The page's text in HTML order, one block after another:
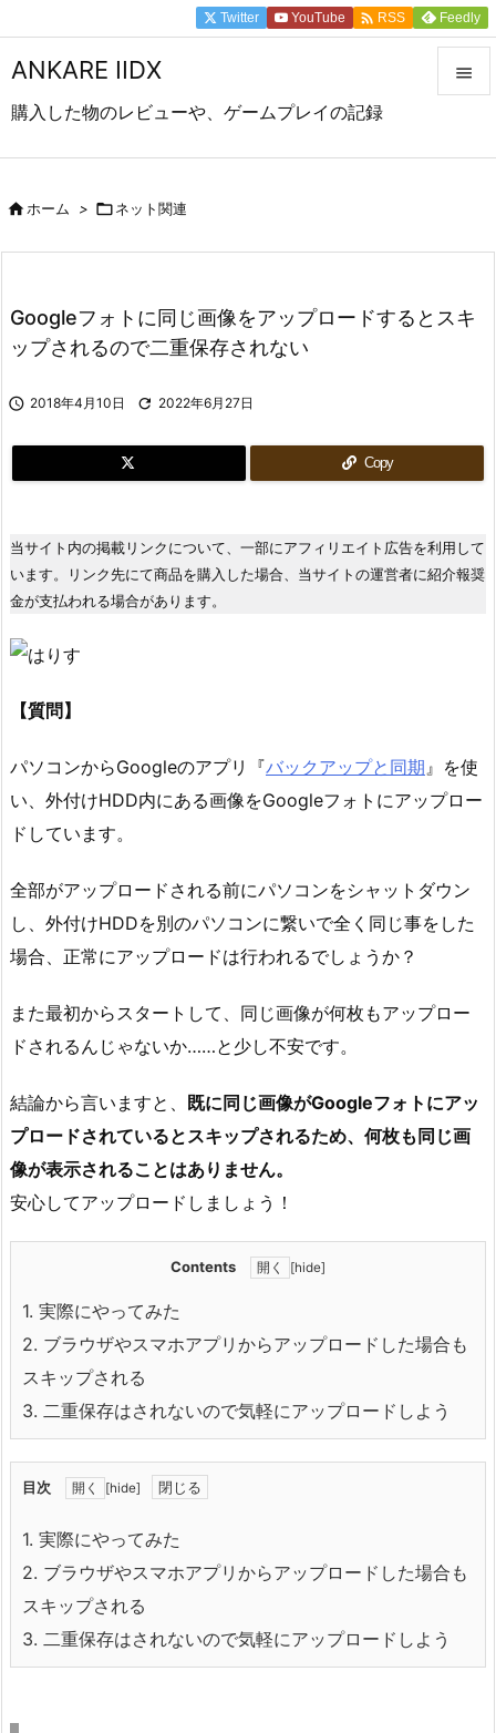
ANKARE IIDX
購入した物のレビューや、ゲームプレイの記録

検索
Twitter YouTube  RSS Feedly
ホーム > ネット関連
Googleフォトに同じ画像をアップロードするとスキ
ップされるので二重保存されない
 2018年4月10日  2022年6月27日
Copy
当サイト内の掲載リンクについて、一部にアフィリエイト広告を利用して
います。リンク先にて商品を購入した場合、当サイトの運営者に紹介報奨
金が支払われる場合があります。
【質問】
パソコンからGoogleのアプリ『バックアップと同期』を使
い、外付けHDD内にある画像をGoogleフォトにアップロー
ドしています。
全部がアップロードされる前にパソコンをシャットダウン
し、外付けHDDを別のパソコンに繋いで全く同じ事をした
場合、正常にアップロードは行われるでしょうか？
また最初からスタートして、同じ画像が何枚もアップロー
ドされるんじゃないか……と少し不安です。
結論から言いますと、 既に同じ画像がGoogleフォトにアッ
プロードされているとスキップされるため、何枚も同じ画
像が表示されることはありません。
安心してアップロードしましょう！
Contents [hide]
1. 実際にやってみた
2. ブラウザやスマホアプリからアップロードした場合も
スキップされる
3. 二重保存はされないので気軽にアップロードしよう
目次 [hide]
1. 実際にやってみた
2. ブラウザやスマホアプリからアップロードした場合も
スキップされる
3. 二重保存はされないので気軽にアップロードしよう